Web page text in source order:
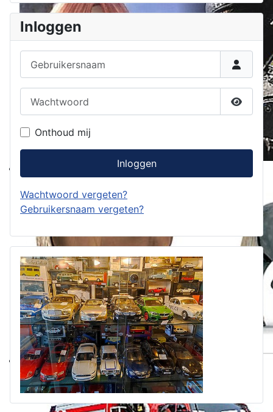
Inloggen
Toon
Onthoud mij
Inloggen
Wachtwoord vergeten?
Gebruikersnaam vergeten?